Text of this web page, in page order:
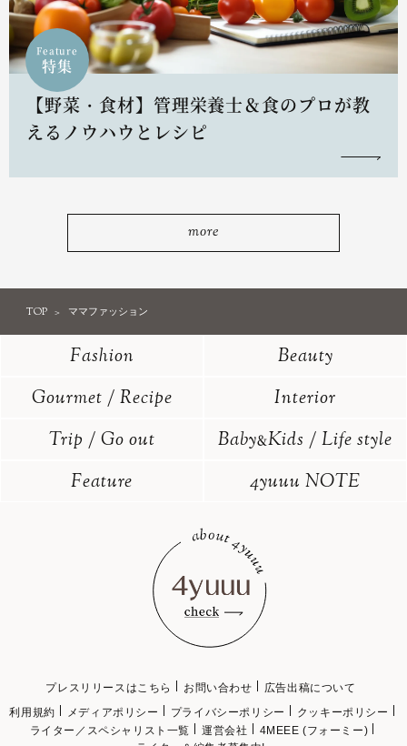
Feature
特集
【野菜・食材】管理栄養士＆食のプロが教
えるノウハウとレシピ
more
TOP ママファッション
Fashion
Beauty
Gourmet / Recipe
Interior
Trip / Go out
Baby&Kids / Life style
Feature
4yuuu NOTE
プレスリリースはこちら お問い合わせ
広告出稿について
利用規約
メディアポリシー プライバシーポリシー
クッキーポリシー
ライター／スペシャリスト一覧
運営会社
4MEEE (フォーミー)